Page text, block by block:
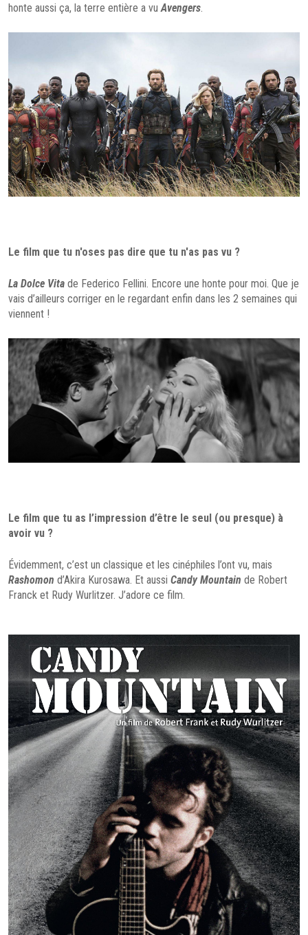
honte aussi ça, la terre entière a vuAvengers.
Le film que tu n'oses pas dire que tu n'as pas vu ?
La Dolce Vita de Federico Fellini. Encore une honte pour moi. Que je
vais d’ailleurs corriger en le regardant enfin dans les 2 semaines qui
viennent !
Le film que tu as l’impression d’être le seul (ou presque) à
avoir vu ?
Évidemment, c’est un classique et les cinéphiles l’ont vu, mais
Rashomon d’Akira Kurosawa. Et aussi Candy Mountain de Robert
Franck et Rudy Wurlitzer. J’adore ce film.